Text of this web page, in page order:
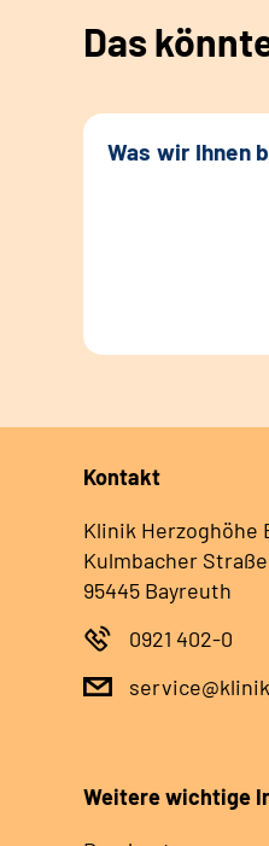
Das
Was wir Ihnen
Kontakt
Klinik Herzoghöhe
Kulmbacher Straße
95445 Bayreuth
0921 402-0
Weitere wichtige